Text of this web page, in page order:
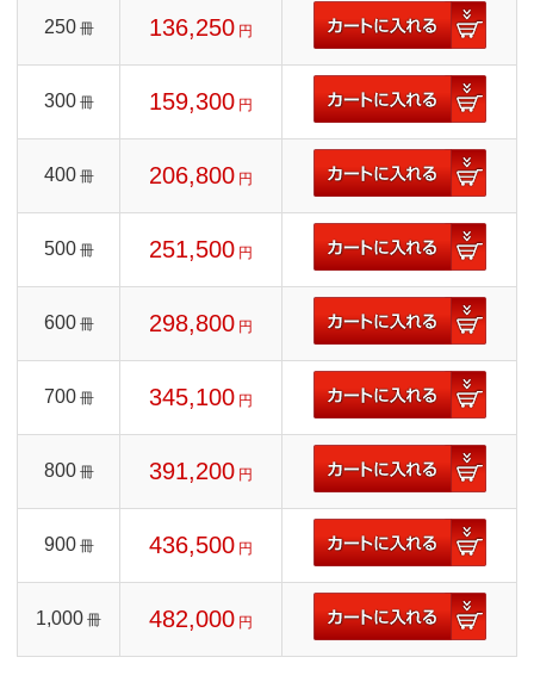
250 冊 136,250 円
300 冊 159,300 円
400 冊 206,800 円
500 冊 251,500 円
600 冊 298,800 円
700 冊 345,100 円
800 冊 391,200 円
900 冊 436,500 円
1,000 冊 482,000 円